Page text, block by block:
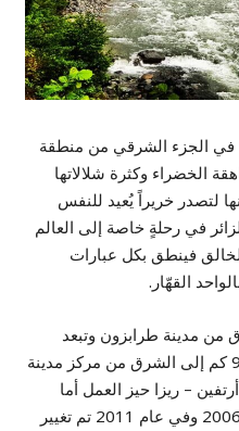
في الجزء الشرقي من منطقة
الخضراء وكثرة شلالاتها
لتصدر خريراً يُعيد للنفس
في رحلةٍ خاصة إلى العالم
فينطق بكل عبارات
القهّار.
إلى الشرق من مدينة طرابزون وتبعد
الحدود الجورجية التركية حوالي 90 كم إلى الشرق من مركز مدينة
مطار أرتفين – ريزا حيز العمل أما
الجامعة فقد تم تأسيسها في عام 2006 وفي عام 2011 تم تغيير